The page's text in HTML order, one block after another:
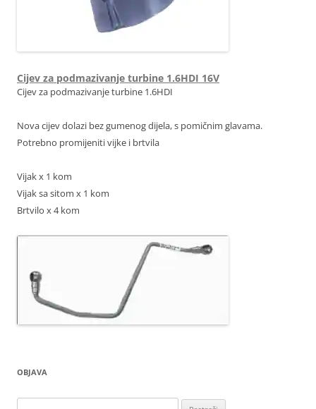
Cijev za podmazivanje turbine 1.6HDI 16V
Cijev za podmazivanje turbine 1.6HDI
Nova cijev dolazi bez gumenog dijela, s pomičnim glavama.
Potrebno promijeniti vijke i brtvila
Vijak x 1 kom
Vijak sa sitom x 1 kom
Brtvilo x 4 kom
OBJAVA